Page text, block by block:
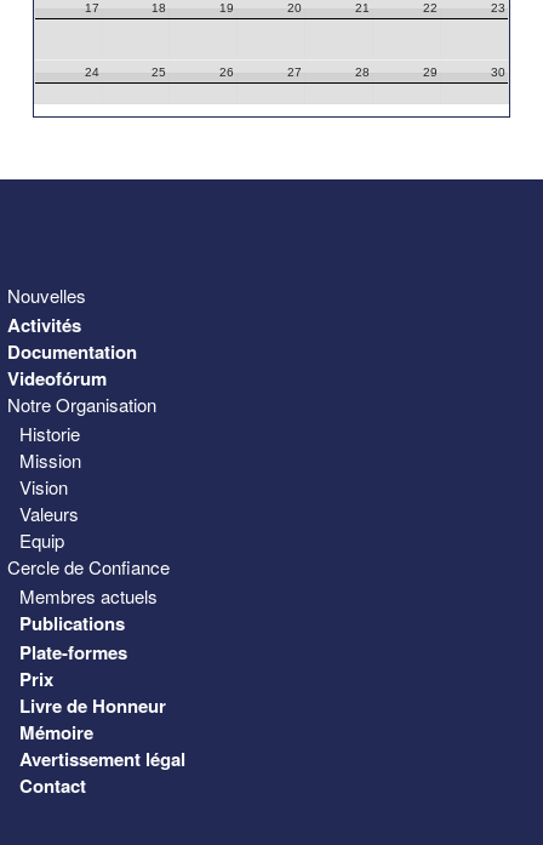
17 18 19 20 21 22 23
24 25 26 27 28 29 30
Nouvelles
Activités
Documentation
Videofórum
Notre Organisation
Historie
Mission
Vision
Valeurs
Equip
Cercle de Confiance
Membres actuels
Publications
Plate-formes
Prix
Livre de Honneur
Mémoire
Avertissement légal
Contact